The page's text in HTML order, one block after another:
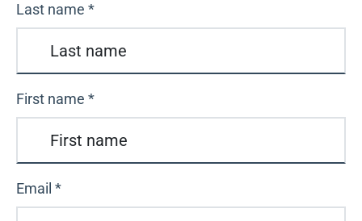
Last name *
First name *
Email *